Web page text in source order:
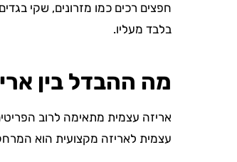
חפצים רכים כמו מזרונים, שקי
בלבד מעליו.
מה ההבדל בין
אריזה עצמית מתאימה לרוב
עצמית לאריזה מקצועית הוא